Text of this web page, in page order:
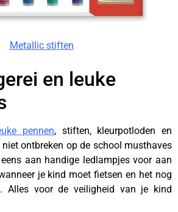
Metallic stiften
en leuke
pennen, stiften, kleurpotloden en
ontbreken op de school musthaves
aan handige ledlampjes voor aan
je kind moet fietsen en het nog
Alles voor de veiligheid van je kind